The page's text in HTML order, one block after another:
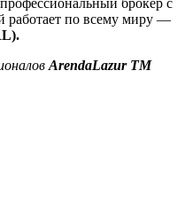
брокер с
работает по всему миру —
ArendaLazur TM